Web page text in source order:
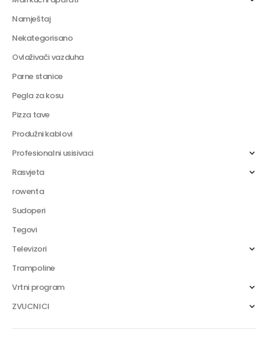
Namještaj
Nekategorisano
Ovlaživači vazduha
Parne stanice
Pegla za kosu
Pizza tave
Produžni kablovi
Profesionalni usisivaci
Rasvjeta
rowenta
Sudoperi
Tegovi
Televizori
Trampoline
Vrtni program
ZVUCNICI